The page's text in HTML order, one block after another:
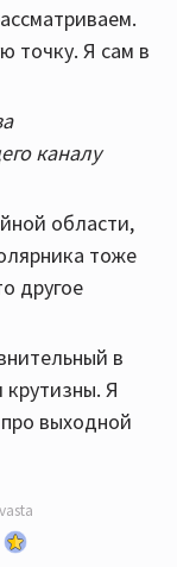
точку. Я сам в
каналу
области,
тоже
другое
в
крутизны. Я
выходной